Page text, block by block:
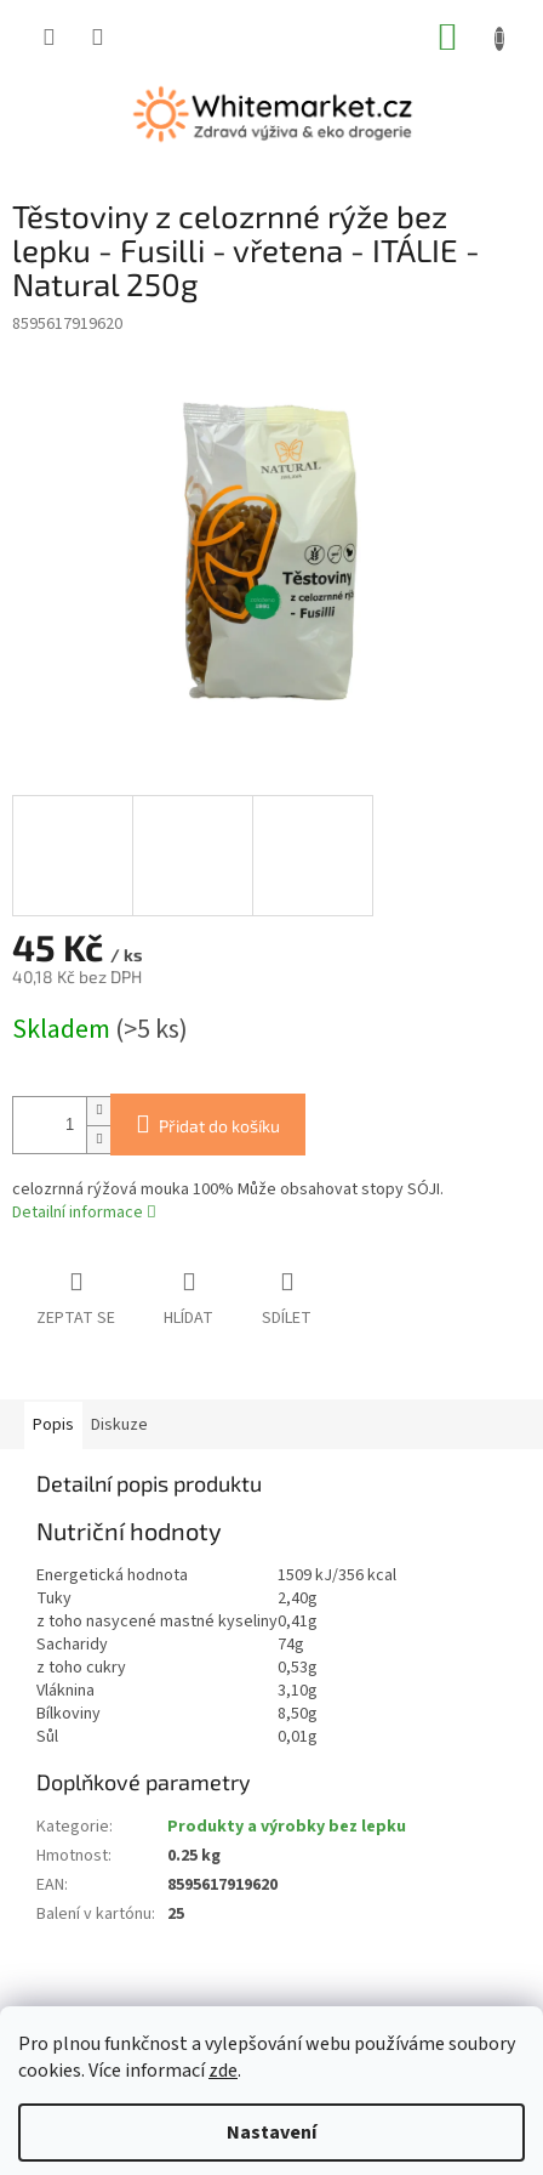
Pro plnou funkčnost a vylepšování webu používáme soubory
cookies. Více informacízde.
Nastavení
Těstoviny z celozrnné rýže bez
lepku - Fusilli - vřetena - ITÁLIE -
Natural 250g
8595617919620
45 Kč / ks
40,18 Kč bez DPH
cena:
Skladem (>5 ks)
Přidat do košíku
celozrnná rýžová mouka 100% Může obsahovat stopy SÓJI.
Detailní informace
ZEPTAT SE HLÍDAT SDÍLET
Popis Diskuze
Detailní popis produktu
Nutriční hodnoty
Energetická hodnota
1509 kJ/356 kcal
Tuky
2,40g
z toho nasycené mastné kyseliny0,41g
Sacharidy
74g
z toho cukry
0,53g
Vláknina
3,10g
Bílkoviny
8,50g
Sůl
0,01g
Doplňkové parametry
Kategorie:
Produkty a výrobky bez lepku
Hmotnost:
0.25 kg
EAN:
8595617919620
Balení v kartónu: 25
á